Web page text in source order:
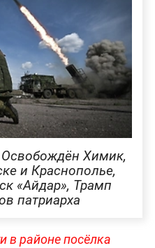
Химик,
и Краснополье,
«Айдар», Трамп
патриарха
в районе посёлка